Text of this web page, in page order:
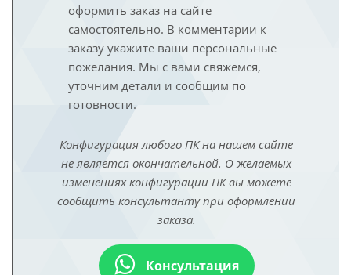
оформить заказ на сайте
самостоятельно. В комментарии к
заказу укажите ваши персональные
пожелания. Мы с вами свяжемся,
уточним детали и сообщим по
готовности.
Конфигурация любого ПК на нашем сайте
не является окончательной. О желаемых
изменениях конфигурации ПК вы можете
сообщить консультанту при оформлении
заказа.
Консультация